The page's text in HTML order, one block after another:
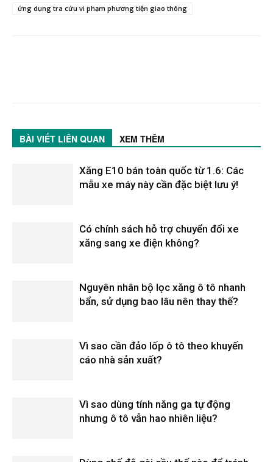
ứng dụng tra cứu vi phạm phương tiện giao thông
BÀI VIẾT LIÊN QUAN XEM THÊM
Xăng E10 bán toàn quốc từ 1.6: Các
mẫu xe máy này cần đặc biệt lưu ý!
Có chính sách hỗ trợ chuyển đổi xe
xăng sang xe điện không?
Nguyên nhân bộ lọc xăng ô tô nhanh
bẩn, sử dụng bao lâu nên thay thế?
Vì sao cần đảo lốp ô tô theo khuyến
cáo nhà sản xuất?
Vì sao dùng tính năng ga tự động
nhưng ô tô vẫn hao nhiên liệu?